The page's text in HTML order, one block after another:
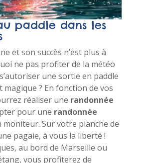
au paddle dans les
et son succès n’est plus à
ne pas profiter de la météo
une sortie en paddle
? En fonction de vos
réaliser une randonnée
pour une randonnée
moniteur. Sur votre planche de
pagaie, à vous la liberté !
au bord de Marseille ou
vous profiterez de